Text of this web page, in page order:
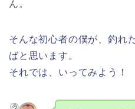
ん。
そんな初心者の僕が、釣れ
ばと思います。
それでは、いってみよう！